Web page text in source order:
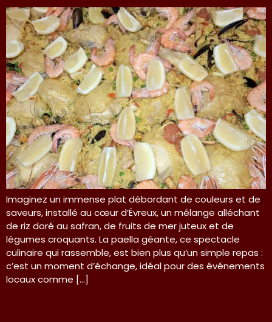
Imaginez un immense plat débordant de couleurs et de
saveurs, installé au cœur d’Évreux, un mélange alléchant
de riz doré au safran, de fruits de mer juteux et de
légumes croquants. La paella géante, ce spectacle
culinaire qui rassemble, est bien plus qu’un simple repas :
c’est un moment d’échange, idéal pour des événements
locaux comme […]